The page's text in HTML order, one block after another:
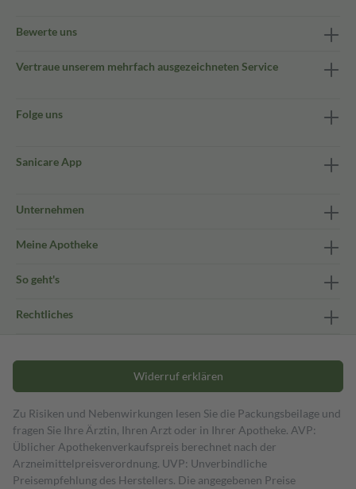
Bewerte uns
Vertraue unserem mehrfach ausgezeichneten Service
Folge uns
Sanicare App
Unternehmen
Meine Apotheke
So geht's
Rechtliches
Widerruf erklären
Zu Risiken und Nebenwirkungen lesen Sie die Packungsbeilage und
fragen Sie Ihre Ärztin, Ihren Arzt oder in Ihrer Apotheke. AVP:
Üblicher Apothekenverkaufspreis berechnet nach der
Arzneimittelpreisverordnung. UVP: Unverbindliche
Preisempfehlung des Herstellers. Die angegebenen Preise